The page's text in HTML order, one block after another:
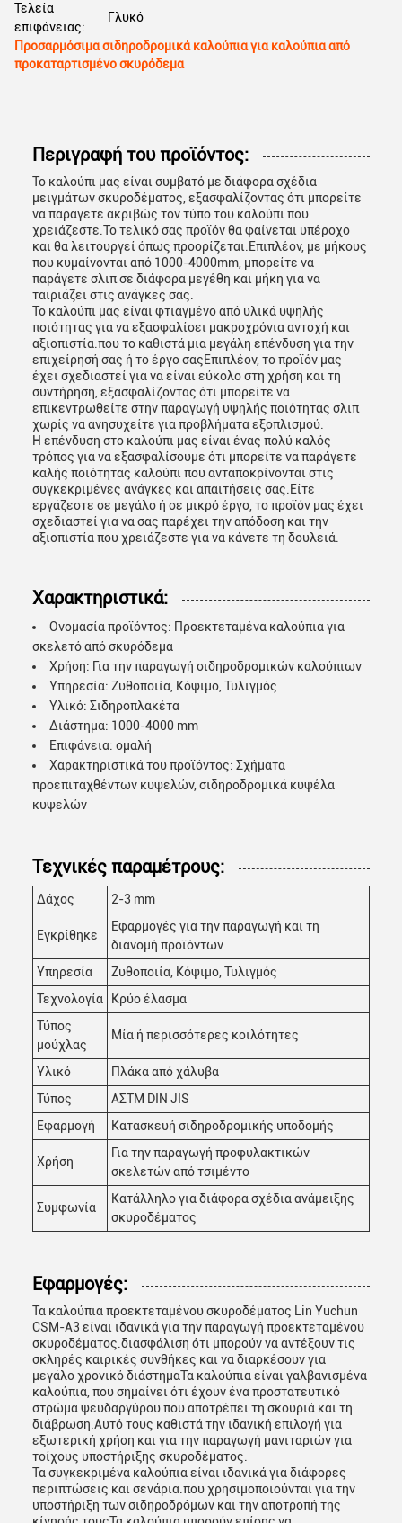
Τελεία
επιφάνειας:
Γλυκό
Προσαρμόσιμα σιδηροδρομικά καλούπια για καλούπια από
προκαταρτισμένο σκυρόδεμα
Περιγραφή του προϊόντος:
Το καλούπι μας είναι συμβατό με διάφορα σχέδια
μειγμάτων σκυροδέματος, εξασφαλίζοντας ότι μπορείτε
να παράγετε ακριβώς τον τύπο του καλούπι που
χρειάζεστε.Το τελικό σας προϊόν θα φαίνεται υπέροχο
και θα λειτουργεί όπως προορίζεται.Επιπλέον, με μήκους
που κυμαίνονται από 1000-4000mm, μπορείτε να
παράγετε σλιπ σε διάφορα μεγέθη και μήκη για να
ταιριάζει στις ανάγκες σας.
Το καλούπι μας είναι φτιαγμένο από υλικά υψηλής
ποιότητας για να εξασφαλίσει μακροχρόνια αντοχή και
αξιοπιστία.που το καθιστά μια μεγάλη επένδυση για την
επιχείρησή σας ή το έργο σαςΕπιπλέον, το προϊόν μας
έχει σχεδιαστεί για να είναι εύκολο στη χρήση και τη
συντήρηση, εξασφαλίζοντας ότι μπορείτε να
επικεντρωθείτε στην παραγωγή υψηλής ποιότητας σλιπ
χωρίς να ανησυχείτε για προβλήματα εξοπλισμού.
Η επένδυση στο καλούπι μας είναι ένας πολύ καλός
τρόπος για να εξασφαλίσουμε ότι μπορείτε να παράγετε
καλής ποιότητας καλούπι που ανταποκρίνονται στις
συγκεκριμένες ανάγκες και απαιτήσεις σας.Είτε
εργάζεστε σε μεγάλο ή σε μικρό έργο, το προϊόν μας έχει
σχεδιαστεί για να σας παρέχει την απόδοση και την
αξιοπιστία που χρειάζεστε για να κάνετε τη δουλειά.
Χαρακτηριστικά:
Ονομασία προϊόντος: Προεκτεταμένα καλούπια για
σκελετό από σκυρόδεμα
Χρήση: Για την παραγωγή σιδηροδρομικών καλούπιων
Υπηρεσία: Ζυθοποιία, Κόψιμο, Τυλιγμός
Υλικό: Σιδηροπλακέτα
Διάστημα: 1000-4000 mm
Επιφάνεια: ομαλή
Χαρακτηριστικά του προϊόντος: Σχήματα
προεπιταχθέντων κυψελών, σιδηροδρομικά κυψέλα
κυψελών
Τεχνικές παραμέτρους:
Δάχος 2-3 mm
Εγκρίθηκε
Εφαρμογές για την παραγωγή και τη
διανομή προϊόντων
Υπηρεσία
Ζυθοποιία, Κόψιμο, Τυλιγμός
Τεχνολογία
Κρύο έλασμα
Τύπος
μούχλας
Μία ή περισσότερες κοιλότητες
Υλικό
Πλάκα από χάλυβα
Τύπος
ΑΣTM DIN JIS
Εφαρμογή
Κατασκευή σιδηροδρομικής υποδομής
Χρήση
Για την παραγωγή προφυλακτικών
σκελετών από τσιμέντο
Συμφωνία
Κατάλληλο για διάφορα σχέδια ανάμειξης
σκυροδέματος
Εφαρμογές:
Τα καλούπια προεκτεταμένου σκυροδέματος Lin Yuchun
CSM-A3 είναι ιδανικά για την παραγωγή προεκτεταμένου
σκυροδέματος.διασφάλιση ότι μπορούν να αντέξουν τις
σκληρές καιρικές συνθήκες και να διαρκέσουν για
μεγάλο χρονικό διάστημαΤα καλούπια είναι γαλβανισμένα
καλούπια, που σημαίνει ότι έχουν ένα προστατευτικό
στρώμα ψευδαργύρου που αποτρέπει τη σκουριά και τη
διάβρωση.Αυτό τους καθιστά την ιδανική επιλογή για
εξωτερική χρήση και για την παραγωγή μανιταριών για
τοίχους υποστήριξης σκυροδέματος.
Τα συγκεκριμένα καλούπια είναι ιδανικά για διάφορες
περιπτώσεις και σενάρια.που χρησιμοποιούνται για την
υποστήριξη των σιδηροδρόμων και την αποτροπή της